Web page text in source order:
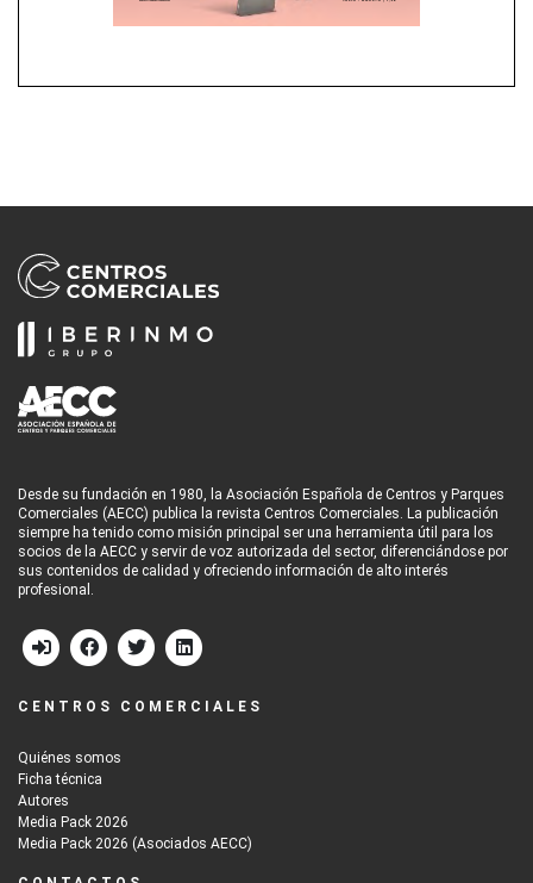
Desde su fundación en 1980, la Asociación Española de Centros y Parques
Comerciales (AECC) publica la revista Centros Comerciales. La publicación
siempre ha tenido como misión principal ser una herramienta útil para los
socios de la AECC y servir de voz autorizada del sector, diferenciándose por
sus contenidos de calidad y ofreciendo información de alto interés
profesional.
CENTROS COMERCIALES
Quiénes somos
Ficha técnica
Autores
Media Pack 2026
Media Pack 2026 (Asociados AECC)